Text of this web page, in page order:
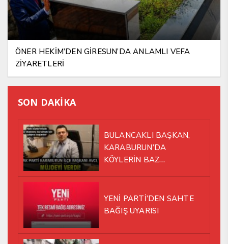
ÖNER HEKİM’DEN GİRESUN’DA ANLAMLI VEFA
ZİYARETLERİ
SON DAKİKA
BULANCAKLI BAŞKAN,
KARABURUN’DA
KÖYLERİN BAZ
YENİ PARTİ’DEN SAHTE
BAĞIŞ UYARISI